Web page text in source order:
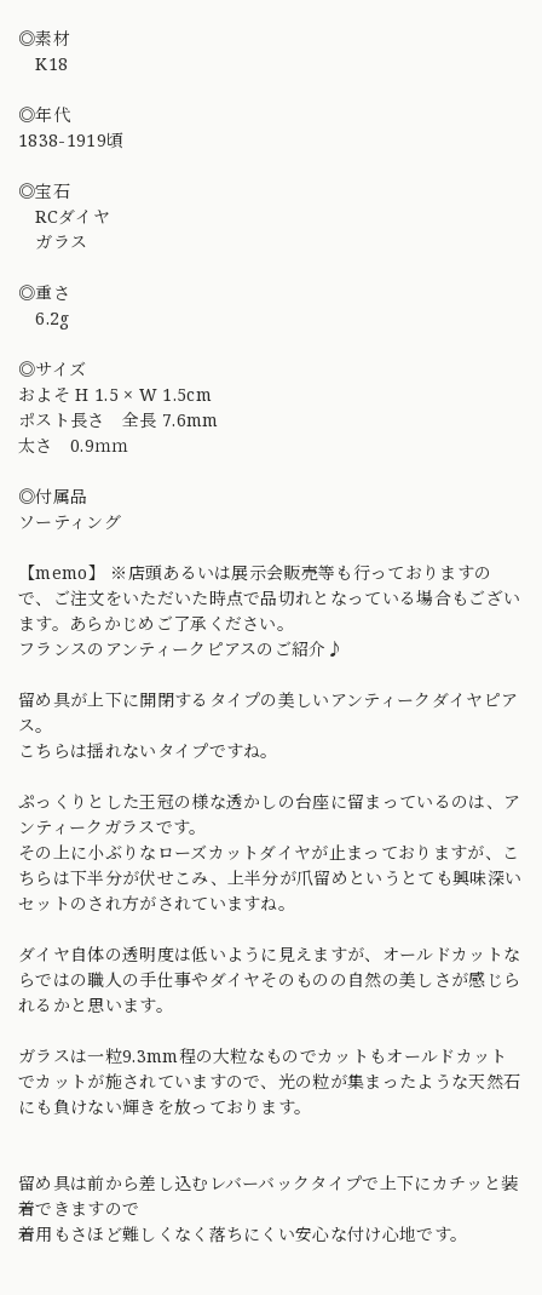
◎素材
K18
◎年代
1838-1919頃
◎宝石
RCダイヤ
ガラス
◎重さ
6.2g
◎サイズ
およそ H 1.5 × W 1.5cm
ポスト長さ 全長 7.6mm
太さ 0.9ｍｍ
◎付属品
ソーティング
【memo】 ※店頭あるいは展示会販売等も行っておりますの
で、ご注文をいただいた時点で品切れとなっている場合もござい
ます。あらかじめご了承ください。
フランスのアンティークピアスのご紹介♪
留め具が上下に開閉するタイプの美しいアンティークダイヤピア
ス。
こちらは揺れないタイプですね。
ぷっくりとした王冠の様な透かしの台座に留まっているのは、ア
ンティークガラスです。
その上に小ぶりなローズカットダイヤが止まっておりますが、こ
ちらは下半分が伏せこみ、上半分が爪留めというとても興味深い
セットのされ方がされていますね。
ダイヤ自体の透明度は低いように見えますが、オールドカットな
らではの職人の手仕事やダイヤそのものの自然の美しさが感じら
れるかと思います。
ガラスは一粒9.3mm程の大粒なものでカットもオールドカット
でカットが施されていますので、光の粒が集まったような天然石
にも負けない輝きを放っております。
留め具は前から差し込むレバーバックタイプで上下にカチッと装
着できますので
着用もさほど難しくなく落ちにくい安心な付け心地です。